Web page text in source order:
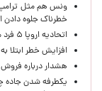
ونس هم مثل
خطرناک جلوه دادن
اتحادیه اروپا ۵ فرد مرتبط با صنایع دفاعی روسیه را تحریم کرد
افزایش خطر ابتلا به
هشدار درباره
یکطرفه شدن جاده